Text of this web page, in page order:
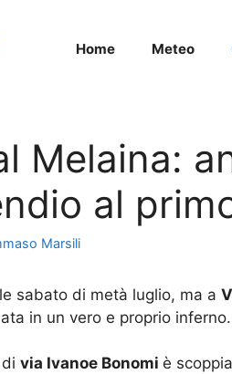
Home Meteo
Melaina:
al
Marsili
sabato di metà luglio, ma a
in un vero e proprio inferno.
via Ivanoe Bonomi è